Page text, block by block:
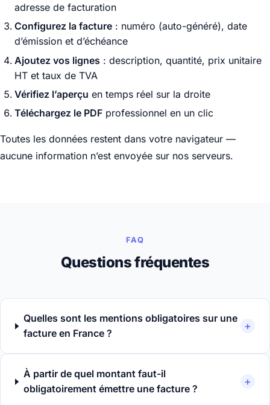
adresse de facturation
Configurez la facture : numéro (auto-généré), date
d’émission et d’échéance
Ajoutez vos lignes : description, quantité, prix unitaire
HT et taux de TVA
Vérifiez l’aperçu en temps réel sur la droite
Téléchargez le PDF professionnel en un clic
Toutes les données restent dans votre navigateur —
aucune information n’est envoyée sur nos serveurs.
FAQ
Questions fréquentes
Quelles sont les mentions obligatoires sur une
facture en France ?
+
À partir de quel montant faut-il
obligatoirement émettre une facture ?
+